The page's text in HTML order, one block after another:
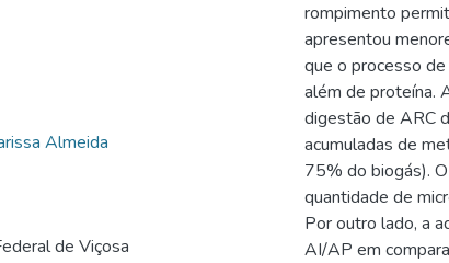
Almeida
de Viçosa
rompimento
apresentou
que o processo
além de proteína.
digestão de ARC
acumuladas de
75% do biogás).
quantidade de
Por outro lado, a
AI/AP em